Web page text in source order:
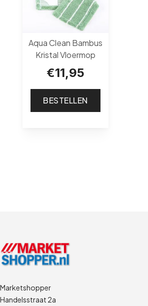
Aqua Clean Bambus
Kristal Vloermop
€11,95
BESTELLEN
Marketshopper
Handelsstraat 2a